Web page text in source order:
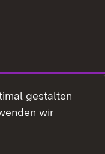
gestalten
wir